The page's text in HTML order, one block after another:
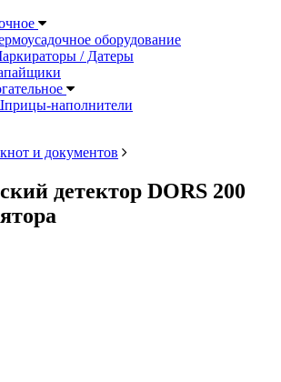
оборудование
/ Датеры
наполнители
и документов
детектор DORS 200